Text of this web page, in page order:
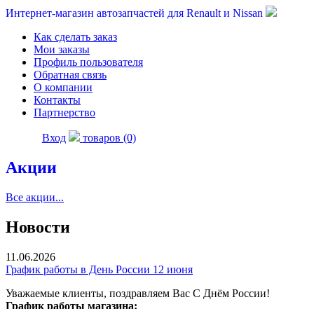
Интернет-магазин автозапчастей для Renault и Nissan
Как сделать заказ
Мои заказы
Профиль пользователя
Обратная связь
О компании
Контакты
Партнерство
Вход товаров (0)
Акции
Все акции...
Новости
11.06.2026
График работы в День России 12 июня
Уважаемые клиенты, поздравляем Вас С Днём России!
График работы магазина: